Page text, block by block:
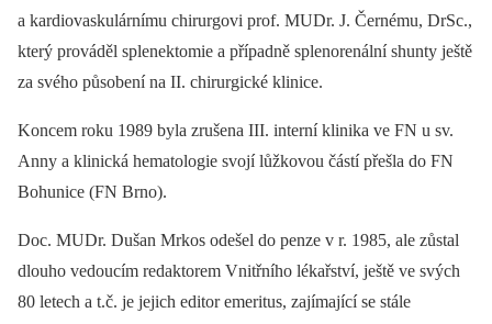
a kardiovaskulárnímu chirurgovi prof. MUDr. J. Černému, DrSc.,
který prováděl splenektomie a případně splenorenální shunty ještě
za svého působení na II. chirurgické klinice.
Koncem roku 1989 byla zrušena III. interní klinika ve FN u sv.
Anny a klinická hematologie svojí lůžkovou částí přešla do FN
Bohunice (FN Brno).
Doc. MUDr. Dušan Mrkos odešel do penze v r. 1985, ale zůstal
dlouho vedoucím redaktorem Vnitřního lékařství, ještě ve svých
80 letech a t.č. je jejich editor emeritus, zajímající se stále